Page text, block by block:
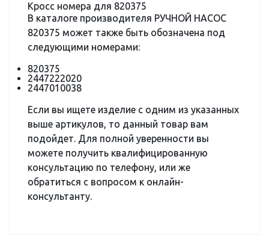
Кросс номера для 820375
В каталоге производителя РУЧНОЙ НАСОС
820375 может также быть обозначена под
следующими номерами:
820375
2447222020
2447010038
Если вы ищете изделие с одним из указанных
выше артикулов, то данный товар вам
подойдет. Для полной уверенности вы
можете получить квалифицированную
консультацию по телефону, или же
обратиться с вопросом к онлайн-
консультанту.